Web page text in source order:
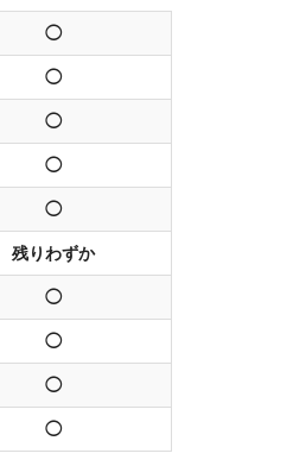
◯
◯
◯
◯
◯
残りわずか
◯
◯
◯
◯